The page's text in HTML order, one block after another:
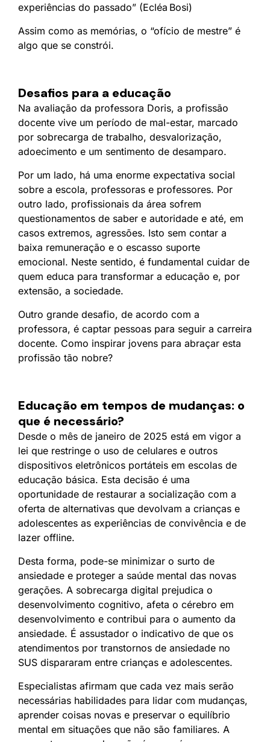
experiências do passado” (Ecléa Bosi)
Assim como as memórias, o “ofício de mestre” é
algo que se constrói.
Desafios para a educação
Na avaliação da professora Doris, a profissão
docente vive um período de mal-estar, marcado
por sobrecarga de trabalho, desvalorização,
adoecimento e um sentimento de desamparo.
Por um lado, há uma enorme expectativa social
sobre a escola, professoras e professores. Por
outro lado, profissionais da área sofrem
questionamentos de saber e autoridade e até, em
casos extremos, agressões. Isto sem contar a
baixa remuneração e o escasso suporte
emocional. Neste sentido, é fundamental cuidar de
quem educa para transformar a educação e, por
extensão, a sociedade.
Outro grande desafio, de acordo com a
professora, é captar pessoas para seguir a carreira
docente. Como inspirar jovens para abraçar esta
profissão tão nobre?
Educação em tempos de mudanças: o
que é necessário?
Desde o mês de janeiro de 2025 está em vigor a
lei que restringe o uso de celulares e outros
dispositivos eletrônicos portáteis em escolas de
educação básica. Esta decisão é uma
oportunidade de restaurar a socialização com a
oferta de alternativas que devolvam a crianças e
adolescentes as experiências de convivência e de
lazer offline.
Desta forma, pode-se minimizar o surto de
ansiedade e proteger a saúde mental das novas
gerações. A sobrecarga digital prejudica o
desenvolvimento cognitivo, afeta o cérebro em
desenvolvimento e contribui para o aumento da
ansiedade. É assustador o indicativo de que os
atendimentos por transtornos de ansiedade no
SUS dispararam entre crianças e adolescentes.
Especialistas afirmam que cada vez mais serão
necessárias habilidades para lidar com mudanças,
aprender coisas novas e preservar o equilíbrio
mental em situações que não são familiares. A